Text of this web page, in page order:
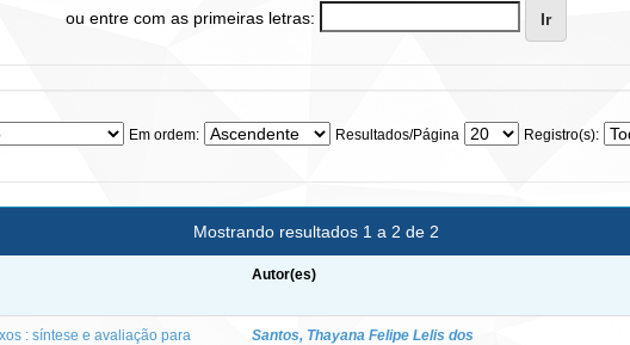
ou entre com as primeiras letras:
Em ordem: Resultados/Página Registro(s):
Mostrando resultados 1 a 2 de 2
Autor(es)
: síntese e avaliação para
Santos, Thayana Felipe Lelis dos